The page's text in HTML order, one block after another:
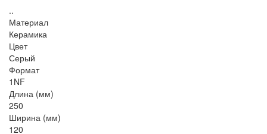
..
Материал
Керамика
Цвет
Серый
Формат
1NF
Длина (мм)
250
Ширина (мм)
120